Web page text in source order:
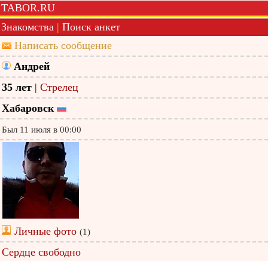
TABOR.RU
Знакомства | Поиск анкет
Написать сообщение
Андрей
35 лет | Стрелец
Хабаровск
Был 11 июля в 00:00
Личные фото (1)
Сердце свободно